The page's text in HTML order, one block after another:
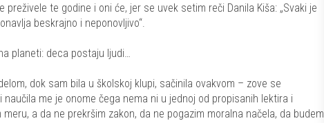
te godine i oni će, jer se uvek setim reči Danila Kiša: „Svaki je
beskrajno i neponovljivo“.
planeti: deca postaju ljudi…
dok sam bila u školskoj klupi, sačinila ovakvom – zove se
me je onome čega nema ni u jednoj od propisanih lektira i
a da ne prekršim zakon, da ne pogazim moralna načela, da budem